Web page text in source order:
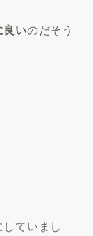
良いのだそう
ていまし